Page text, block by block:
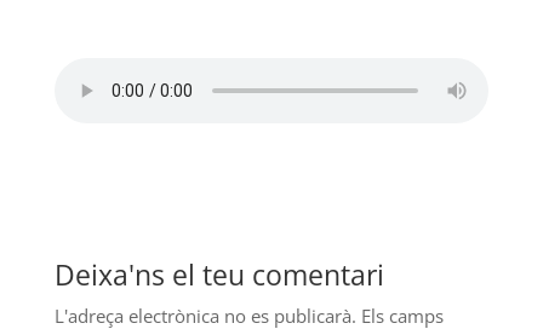
Deixa'ns el teu comentari
L'adreça electrònica no es publicarà. Els camps